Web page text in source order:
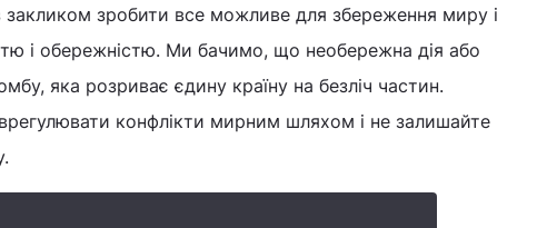
закликом зробити все можливе для збереження миру і
і обережністю. Ми бачимо, що необережна дія або
яка розриває єдину країну на безліч частин.
конфлікти мирним шляхом і не залишайте